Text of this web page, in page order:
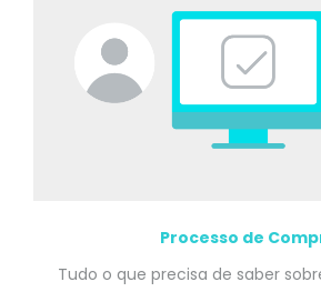
Processo de
Tudo o que precisa de saber